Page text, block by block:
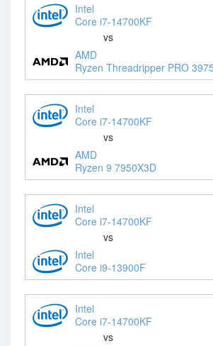
Intel
Core i7-14700KF
vs
AMD
Ryzen Threadripper PRO
Intel
Core i7-14700KF
vs
AMD
Ryzen 9 7950X3D
Intel
Core i7-14700KF
vs
Intel
Core i9-13900F
Intel
Core i7-14700KF
vs